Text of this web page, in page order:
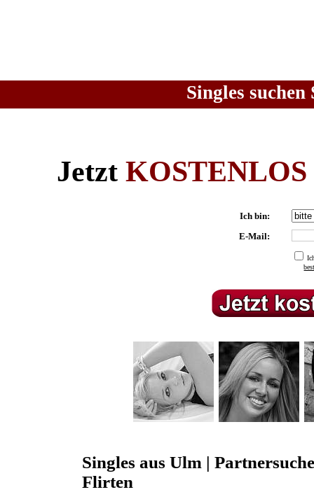
Singles
Jetzt KOSTENLOS
Ich bin:
E-Mail:
Singles aus Ulm |
Flirten